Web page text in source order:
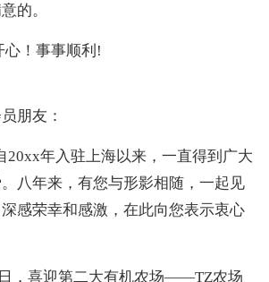
的。
心！事事顺利!
朋友：
20xx年入驻上海以来，一直得到广大
八年来，有您与形影相随，一起见
感荣幸和感激，在此向您表示衷心
，喜迎第二大有机农场——TZ农场